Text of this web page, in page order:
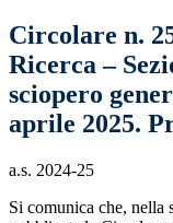
Circolare n.
Ricerca –
sciopero
aprile 2025.
a.s. 2024-25
Si comunica che, nella